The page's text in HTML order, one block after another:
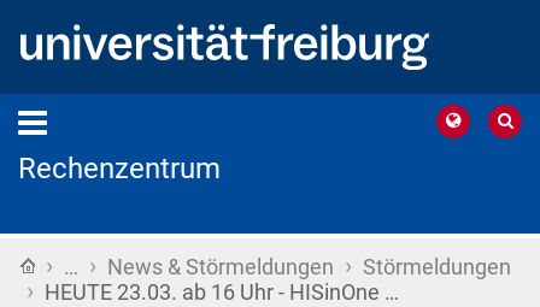
Rechenzentrum
Startseite
› … › News & Störmeldungen › Störmeldungen
› HEUTE 23.03. ab 16 Uhr - HISinOne …